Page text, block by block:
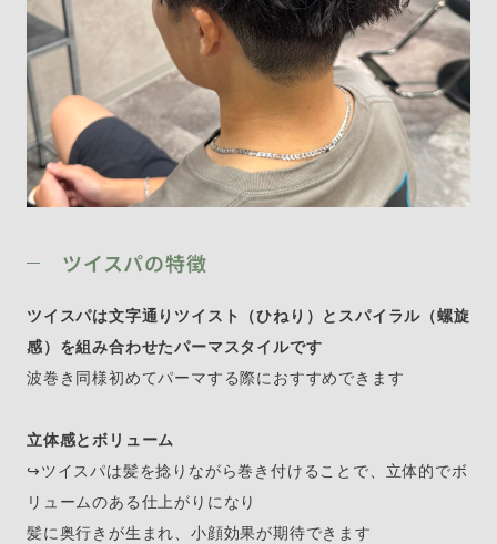
ツイスパの特徴
ツイスパは文字通りツイスト（ひねり）とスパイラル（螺旋
感）を組み合わせたパーマスタイルです
波巻き同様初めてパーマする際におすすめできます
立体感とボリューム
↪︎ツイスパは髪を捻りながら巻き付けることで、立体的でボ
リュームのある仕上がりになり
髪に奥行きが生まれ、小顔効果が期待できます